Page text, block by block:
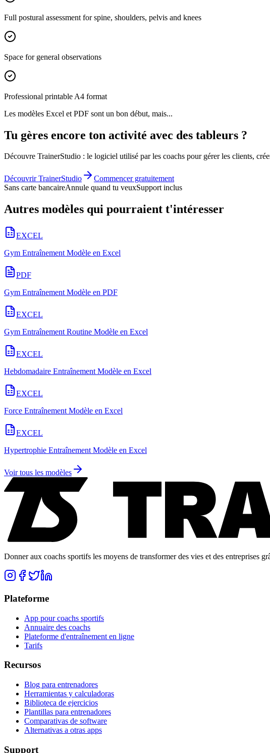
Full postural assessment for spine, shoulders, pelvis and knees
Space for general observations
Professional printable A4 format
Les modèles Excel et PDF sont un bon début, mais...
Tu gères encore ton activité avec des tableurs ?
Découvre TrainerStudio : le logiciel utilisé par les coachs pour gérer les clients,
Découvrir TrainerStudio
Commencer gratuitement
Sans carte bancaireAnnule quand tu veuxSupport inclus
Autres modèles qui pourraient t'intéresser
EXCEL
Gym Entraînement Modèle en Excel
PDF
Gym Entraînement Modèle en PDF
EXCEL
Gym Entraînement Routine Modèle en Excel
EXCEL
Hebdomadaire Entraînement Modèle en Excel
EXCEL
Force Entraînement Modèle en Excel
EXCEL
Hypertrophie Entraînement Modèle en Excel
Voir tous les modèles
Donner aux coachs sportifs les moyens de transformer des vies et des
Plateforme
App pour coachs sportifs
Annuaire des coachs
Plateforme d'entraînement en ligne
Tarifs
Recursos
Blog para entrenadores
Herramientas y calculadoras
Biblioteca de ejercicios
Plantillas para entrenadores
Comparativas de software
Alternativas a otras apps
Support